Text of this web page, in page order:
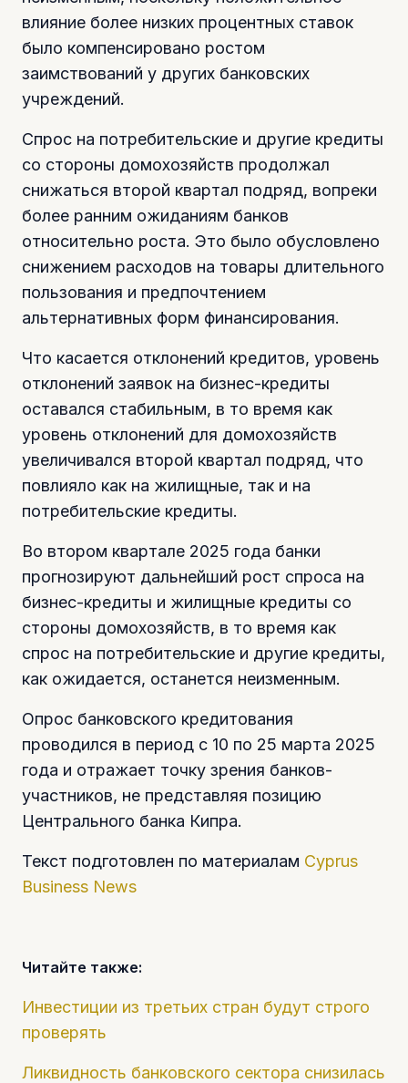
влияние более низких процентных ставок
было компенсировано ростом
заимствований у других банковских
учреждений.
Спрос на потребительские и другие кредиты
со стороны домохозяйств продолжал
снижаться второй квартал подряд, вопреки
более ранним ожиданиям банков
относительно роста. Это было обусловлено
снижением расходов на товары длительного
пользования и предпочтением
альтернативных форм финансирования.
Что касается отклонений кредитов, уровень
отклонений заявок на бизнес-кредиты
оставался стабильным, в то время как
уровень отклонений для домохозяйств
увеличивался второй квартал подряд, что
повлияло как на жилищные, так и на
потребительские кредиты.
Во втором квартале 2025 года банки
прогнозируют дальнейший рост спроса на
бизнес-кредиты и жилищные кредиты со
стороны домохозяйств, в то время как
спрос на потребительские и другие кредиты,
как ожидается, останется неизменным.
Опрос банковского кредитования
проводился в период с 10 по 25 марта 2025
года и отражает точку зрения банков-
участников, не представляя позицию
Центрального банка Кипра.
Текст подготовлен по материалам Cyprus
Business News
Читайте также:
Инвестиции из третьих стран будут строго
проверять
Ликвидность банковского сектора снизилась